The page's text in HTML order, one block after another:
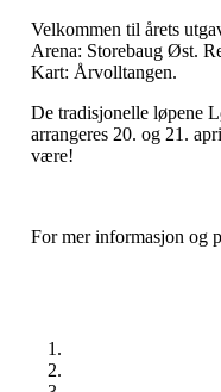
Velkommen til årets
Arena: Storebaug Øst.
Kart: Årvolltangen.
De tradisjonelle løpene
arrangeres 20. og 21.
være!
For mer informasjon og